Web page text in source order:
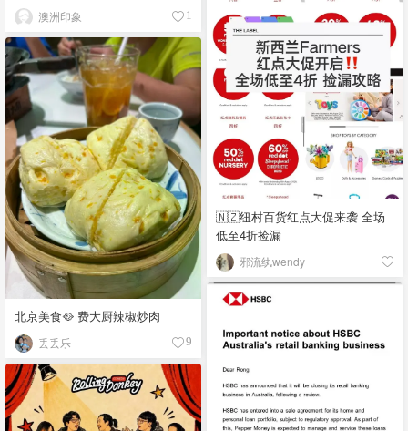
澳洲印象 1
🇳🇿纽村百货红点大促来袭 全场
低至4折捡漏
邪流纨wendy
北京美食🥘 费大厨辣椒炒肉
丢丢乐 9